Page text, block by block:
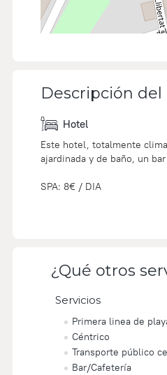
Descripción del
Hotel
Este hotel, totalmente
ajardinada y de baño, un
SPA: 8€ / DIA
¿Qué otros
Servicios
Primera linea de
Céntrico
Transporte público
Bar/Cafetería